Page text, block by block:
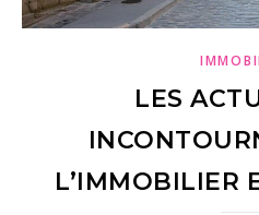
LES
L’IMMOBILIER